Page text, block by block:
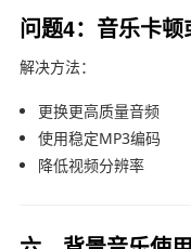
问题4：音乐卡顿
解决方法：
更换更高质量音频
使用稳定MP3编码
降低视频分辨率